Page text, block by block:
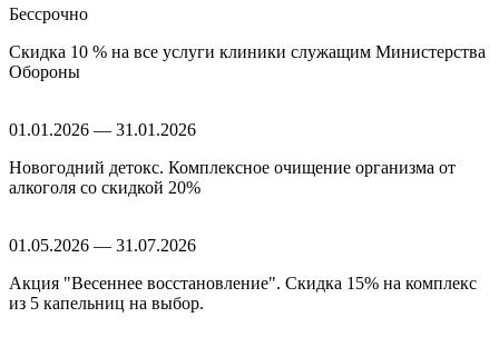
Бессрочно
Скидка 10 % на все услуги клиники служащим Министерства
Обороны
01.01.2026 — 31.01.2026
Новогодний детокс. Комплексное очищение организма от
алкоголя со скидкой 20%
01.05.2026 — 31.07.2026
Акция "Весеннее восстановление". Скидка 15% на комплекс
из 5 капельниц на выбор.